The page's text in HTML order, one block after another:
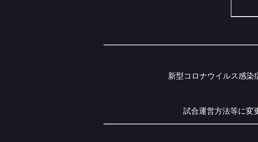
新型コロナウイルス感染
試合運営方法等に変